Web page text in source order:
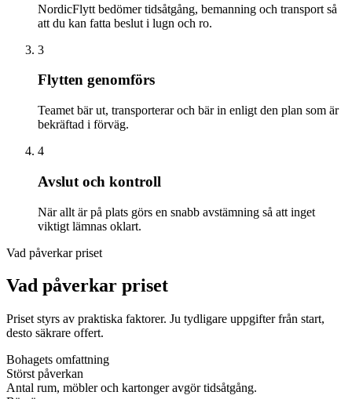
NordicFlytt bedömer tidsåtgång, bemanning och transport så
att du kan fatta beslut i lugn och ro.
3
Flytten genomförs
Teamet bär ut, transporterar och bär in enligt den plan som är
bekräftad i förväg.
4
Avslut och kontroll
När allt är på plats görs en snabb avstämning så att inget
viktigt lämnas oklart.
Vad påverkar priset
Vad påverkar priset
Priset styrs av praktiska faktorer. Ju tydligare uppgifter från start,
desto säkrare offert.
Bohagets omfattning
Störst påverkan
Antal rum, möbler och kartonger avgör tidsåtgång.